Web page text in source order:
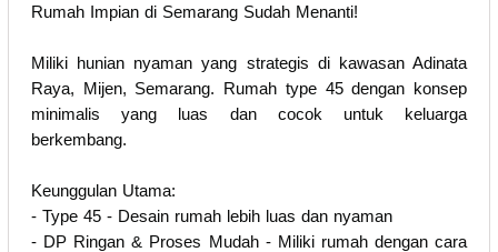
Rumah Impian di Semarang Sudah Menanti!
Miliki hunian nyaman yang strategis di kawasan Adinata
Raya, Mijen, Semarang. Rumah type 45 dengan konsep
minimalis yang luas dan cocok untuk keluarga
berkembang.
Keunggulan Utama:
- Type 45 - Desain rumah lebih luas dan nyaman
- DP Ringan & Proses Mudah - Miliki rumah dengan cara